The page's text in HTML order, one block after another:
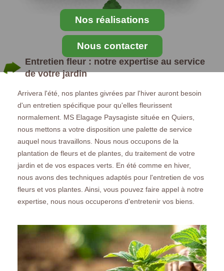
Nos réalisations
Nous contacter
Entretien fleur : notre expertise au service
de votre jardin
Arrivera l'été, nos plantes givrées par l'hiver auront besoin
d'un entretien spécifique pour qu'elles fleurissent
normalement. MS Elagage Paysagiste située en Quiers,
nous mettons a votre disposition une palette de service
auquel nous travaillons. Nous nous occupons de la
plantation de fleurs et de plantes, du traitement de votre
jardin et de vos espaces verts. En été comme en hiver,
nous avons des techniques adaptés pour l'entretien de vos
fleurs et vos plantes. Ainsi, vous pouvez faire appel à notre
expertise, nous nous occuperons d'entretenir vos biens.